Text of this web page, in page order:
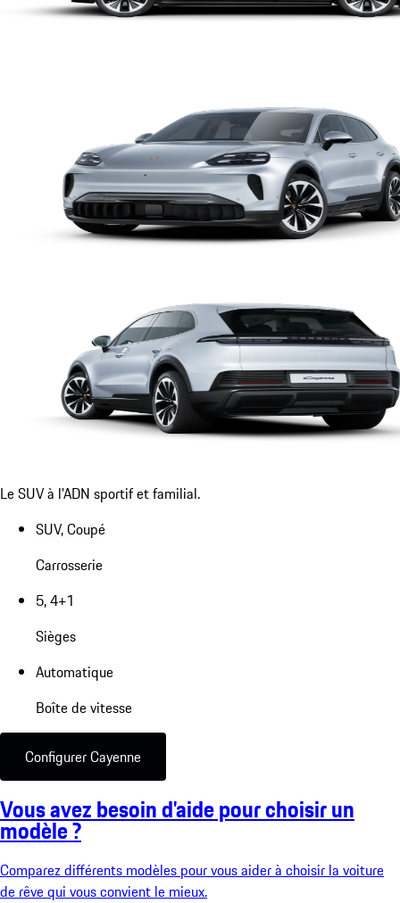
Le SUV à l'ADN sportif et familial.
SUV, Coupé
Carrosserie
5, 4+1
Sièges
Automatique
Boîte de vitesse
Configurer Cayenne
Vous avez besoin d'aide pour choisir un
modèle ?
Comparez différents modèles pour vous aider à choisir la voiture
de rêve qui vous convient le mieux.